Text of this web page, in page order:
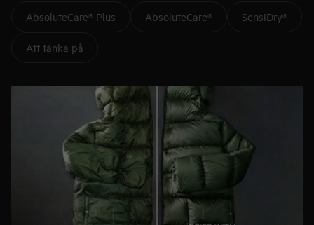
AbsoluteCare® Plus AbsoluteCare® SensiDry®
Att tänka på